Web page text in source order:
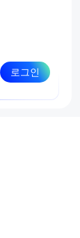
로그인